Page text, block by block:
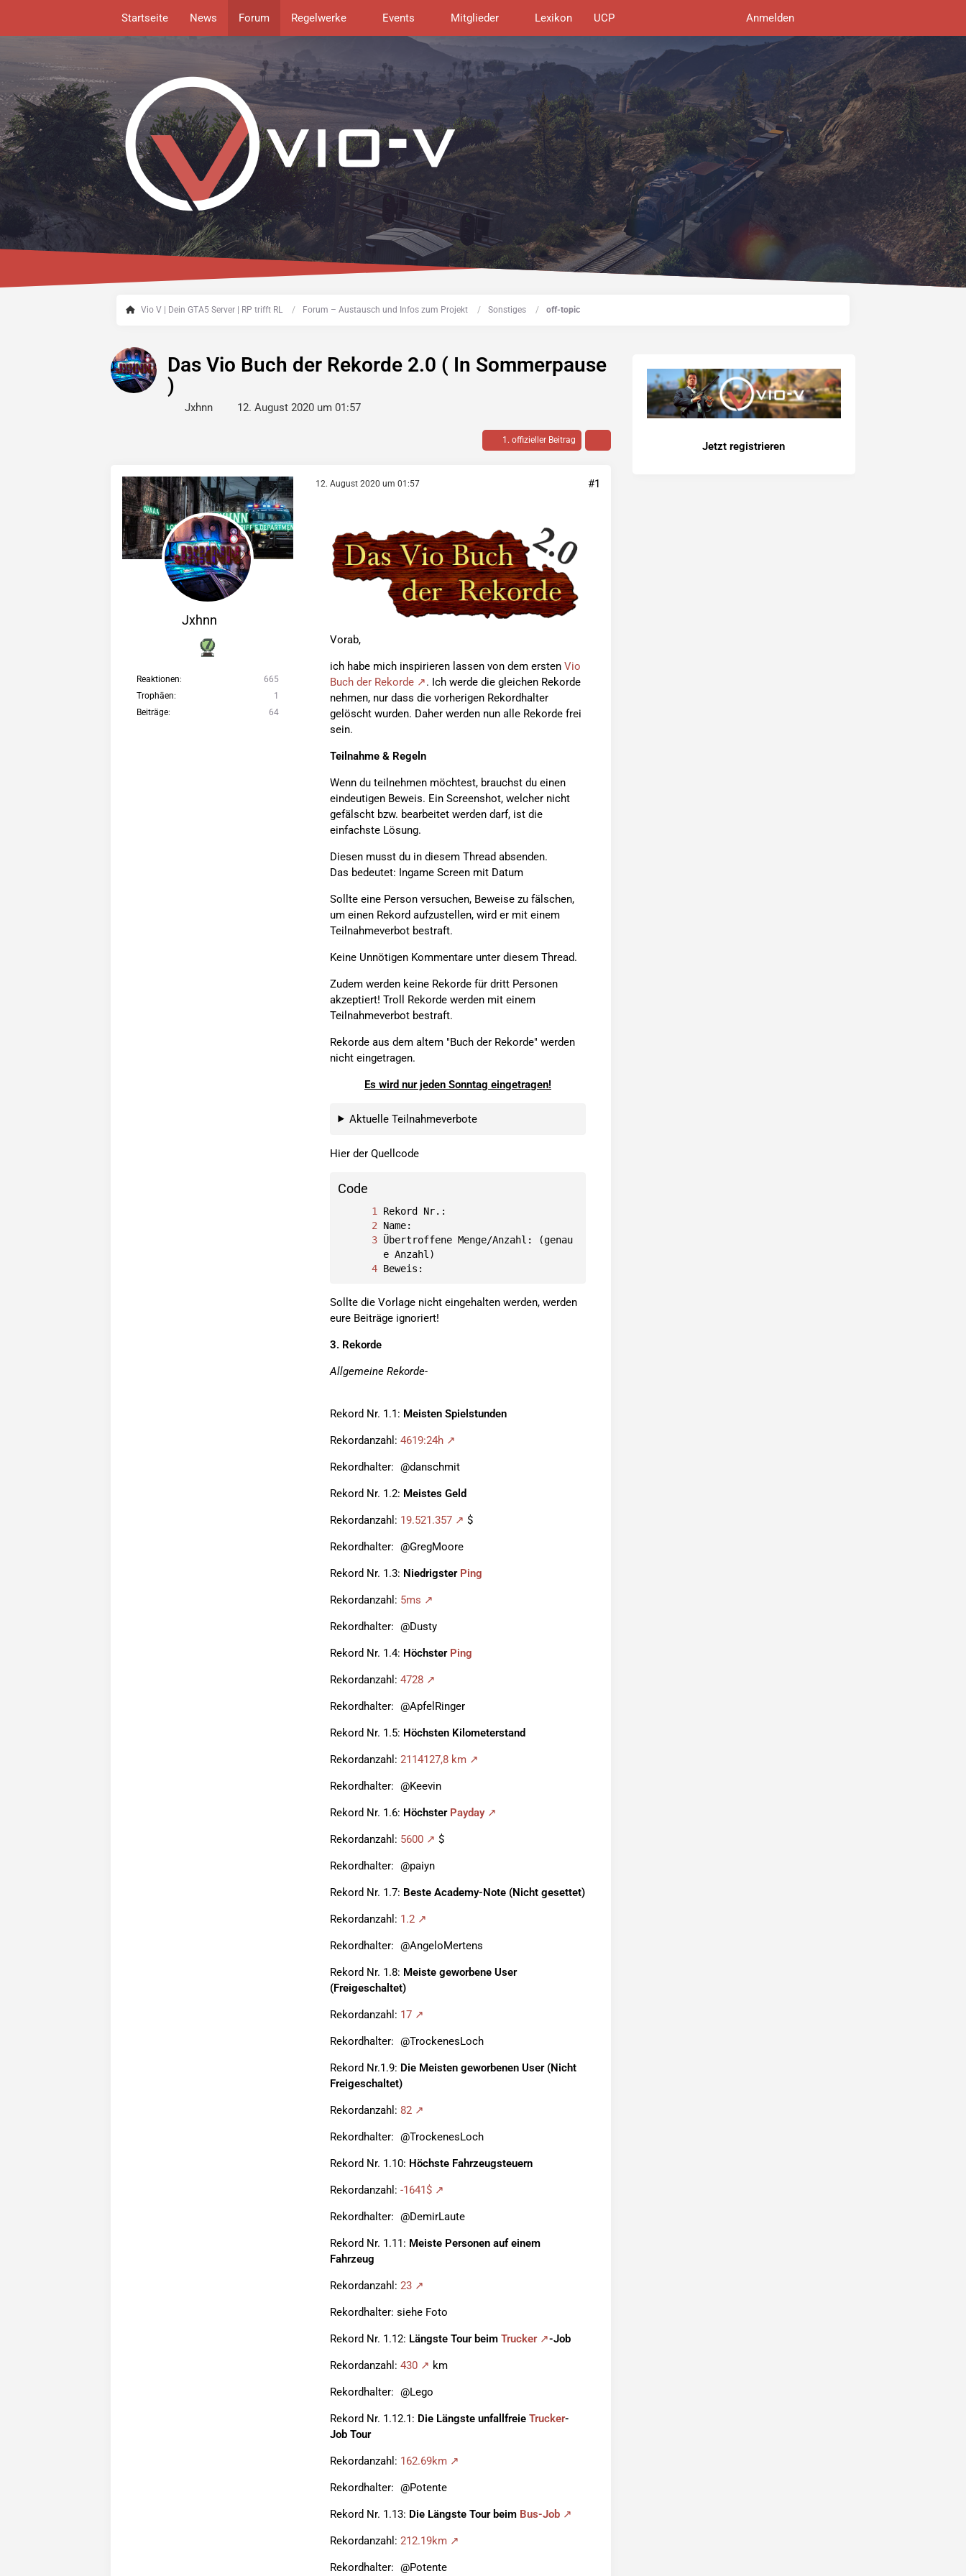
Startseite News Forum Regelwerke Events Mitglieder Lexikon UCP Anmelden
Vio V | Dein GTA5 Server | RP trifft RL Forum – Austausch und Infos zum Projekt Sonstiges off-topic
Das Vio Buch der Rekorde 2.0 ( In Sommerpause
)
Jxhnn 12. August 2020 um 01:57
1. offizieller Beitrag
Jxhnn
Reaktionen
665
Trophäen
1
Beiträge
64
12. August 2020 um 01:57 #1
Vorab,
ich habe mich inspirieren lassen von dem erstenVio
Buch der Rekorde
. Ich werde die gleichen Rekorde
nehmen, nur dass die vorherigen Rekordhalter
gelöscht wurden. Daher werden nun alle Rekorde frei
sein.
Teilnahme & Regeln
Wenn du teilnehmen möchtest, brauchst du einen
eindeutigen Beweis. Ein Screenshot, welcher nicht
gefälscht bzw. bearbeitet werden darf, ist die
einfachste Lösung.
Diesen musst du in diesem Thread absenden.
Das bedeutet: Ingame Screen mit Datum
Sollte eine Person versuchen, Beweise zu fälschen,
um einen Rekord aufzustellen, wird er mit einem
Teilnahmeverbot bestraft.
Keine Unnötigen Kommentare unter diesem Thread.
Zudem werden keine Rekorde für dritt Personen
akzeptiert! Troll Rekorde werden mit einem
Teilnahmeverbot bestraft.
Rekorde aus dem altem "Buch der Rekorde" werden
nicht eingetragen.
Es wird nur jeden Sonntag eingetragen!
Aktuelle Teilnahmeverbote
Hier der Quellcode
Code
Übertroffene Menge/Anzahl: (genau
Beweis:
Sollte die Vorlage nicht eingehalten werden, werden
eure Beiträge ignoriert!
3. Rekorde
Allgemeine Rekorde-
Rekord Nr. 1.1: Meisten Spielstunden
Rekordanzahl:4619:24h
Rekordhalter: danschmit
Rekord Nr. 1.2: Meistes Geld
Rekordanzahl: 19.521.357 $
Rekordhalter: GregMoore
Rekord Nr. 1.3: Niedrigster Ping
Rekordanzahl: 5ms
Rekordhalter: Dusty
Rekord Nr. 1.4: Höchster Ping
Rekordanzahl:4728
Rekordhalter: ApfelRinger
Rekord Nr. 1.5: Höchsten Kilometerstand
Rekordanzahl:2114127,8 km
Rekordhalter: Keevin
Rekord Nr. 1.6: Höchster Payday
Rekordanzahl: 5600 $
Rekordhalter: paiyn
Rekord Nr. 1.7: Beste Academy-Note (Nicht gesettet)
Rekordanzahl: 1.2
Rekordhalter: AngeloMertens
Rekord Nr. 1.8: Meiste geworbene User
(Freigeschaltet)
Rekordanzahl: 17
Rekordhalter: TrockenesLoch
Rekord Nr.1.9: Die Meisten geworbenen User (Nicht
Freigeschaltet)
Rekordanzahl: 82
Rekordhalter: TrockenesLoch
Rekord Nr. 1.10: Höchste Fahrzeugsteuern
Rekordanzahl:-1641$
Rekordhalter: DemirLaute
Rekord Nr. 1.11: Meiste Personen auf einem
Fahrzeug
Rekordanzahl:23
Rekordhalter: siehe Foto
Rekord Nr. 1.12: Längste Tour beimTrucker -Job
Rekordanzahl:430 km
Rekordhalter: Lego
Rekord Nr. 1.12.1: Die Längste unfallfreieTrucker-
Job Tour
Rekordanzahl: 162.69km
Rekordhalter: Potente
Rekord Nr. 1.13: Die Längste Tour beim Bus-Job
Rekordanzahl:212.19km
Rekordhalter: Potente
Jetzt registrieren